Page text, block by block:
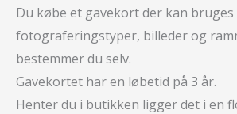
Du købe et gavekort der kan bruges
fotograferingstyper, billeder og
bestemmer du selv.
Gavekortet har en løbetid på 3 år.
Henter du i butikken ligger det i en